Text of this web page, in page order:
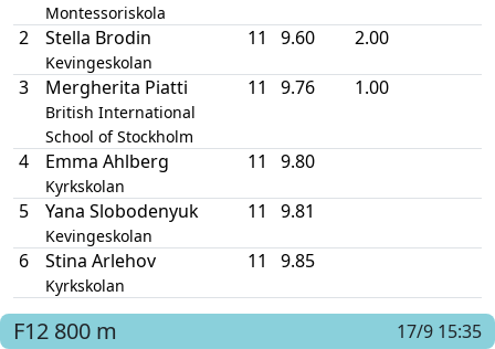
Montessoriskola
2 Stella Brodin
Kevingeskolan
11 9.60 2.00
3 Mergherita Piatti
British International
School of Stockholm
11 9.76 1.00
4 Emma Ahlberg
Kyrkskolan
11 9.80
5 Yana Slobodenyuk
Kevingeskolan
11 9.81
6 Stina Arlehov
Kyrkskolan
11 9.85
F12 800 m 17/9 15:35